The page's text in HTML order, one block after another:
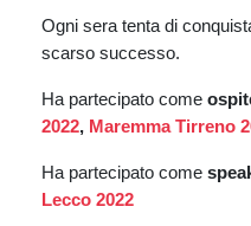
Ogni sera tenta di
scarso successo.
Ha partecipato come
2022, Maremma Tirreno
Ha partecipato come
Lecco 2022